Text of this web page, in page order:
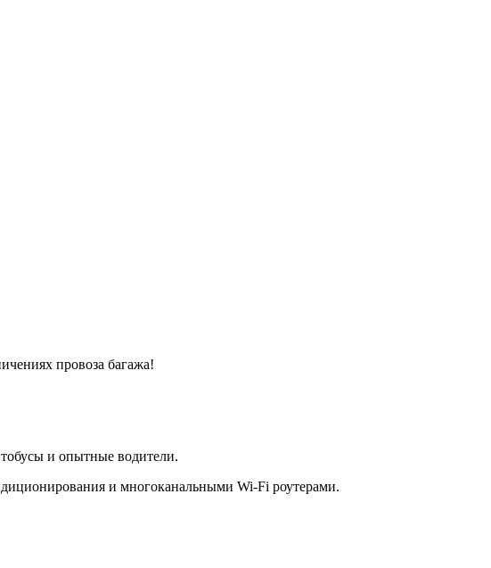
провоза багажа!
и опытные водители.
и многоканальными Wi-Fi роутерами.